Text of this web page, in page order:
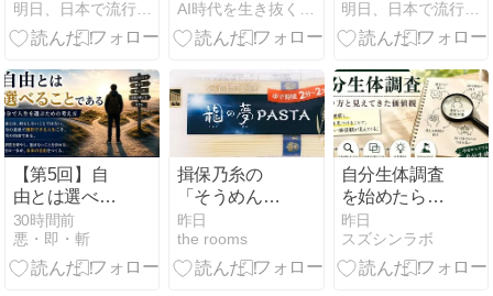
（GEO）」副
業の可能性
る。」今すぐ
捨てるべき常
コンサル」副
業の可能性
【第5回】自
由とは選べる
ことである｜
自分で人生を
選ぶための考
30時間前
悪・即・斬
揖保乃糸の
「そうめん」
ではなく、揖
保乃糸の「パ
スタ」を食べ
昨日
the rooms
自分生体調査
を始めたら、
価値観が見え
てきた
昨日
スズシンラボ